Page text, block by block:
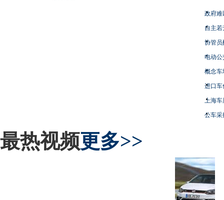
政府难
自主
协管员
电动
概念车
进口车
上海
公车采
最热视频更多>>